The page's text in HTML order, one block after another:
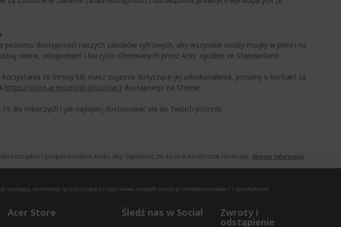
dostępności naszych zasobów cyfrowych, aby wszystkie osoby mogły w pełni i na
online, udogodnień i korzyści oferowanych przez Acer, zgodnie ze Standardami.
ze Strony lub masz sugestie dotyczące jej udoskonalenia, prosimy o kontakt za
https://store.acer.com/pl-pl/contact dostępnego na Stronie.
dni roboczych i jak najlepiej dostosować się do Twoich potrzeb.
rozsądne i proporcjonalne kroki, aby zapewnić, że są to autentyczne recenzje. Więcej informacji
wymagają określonego sprzętu (zobacz https://www.microsoft.com/pl-pl/windows/windows-11-specifications).
Acer Store Śledź nas w Social Zwroty i
odstąpienie